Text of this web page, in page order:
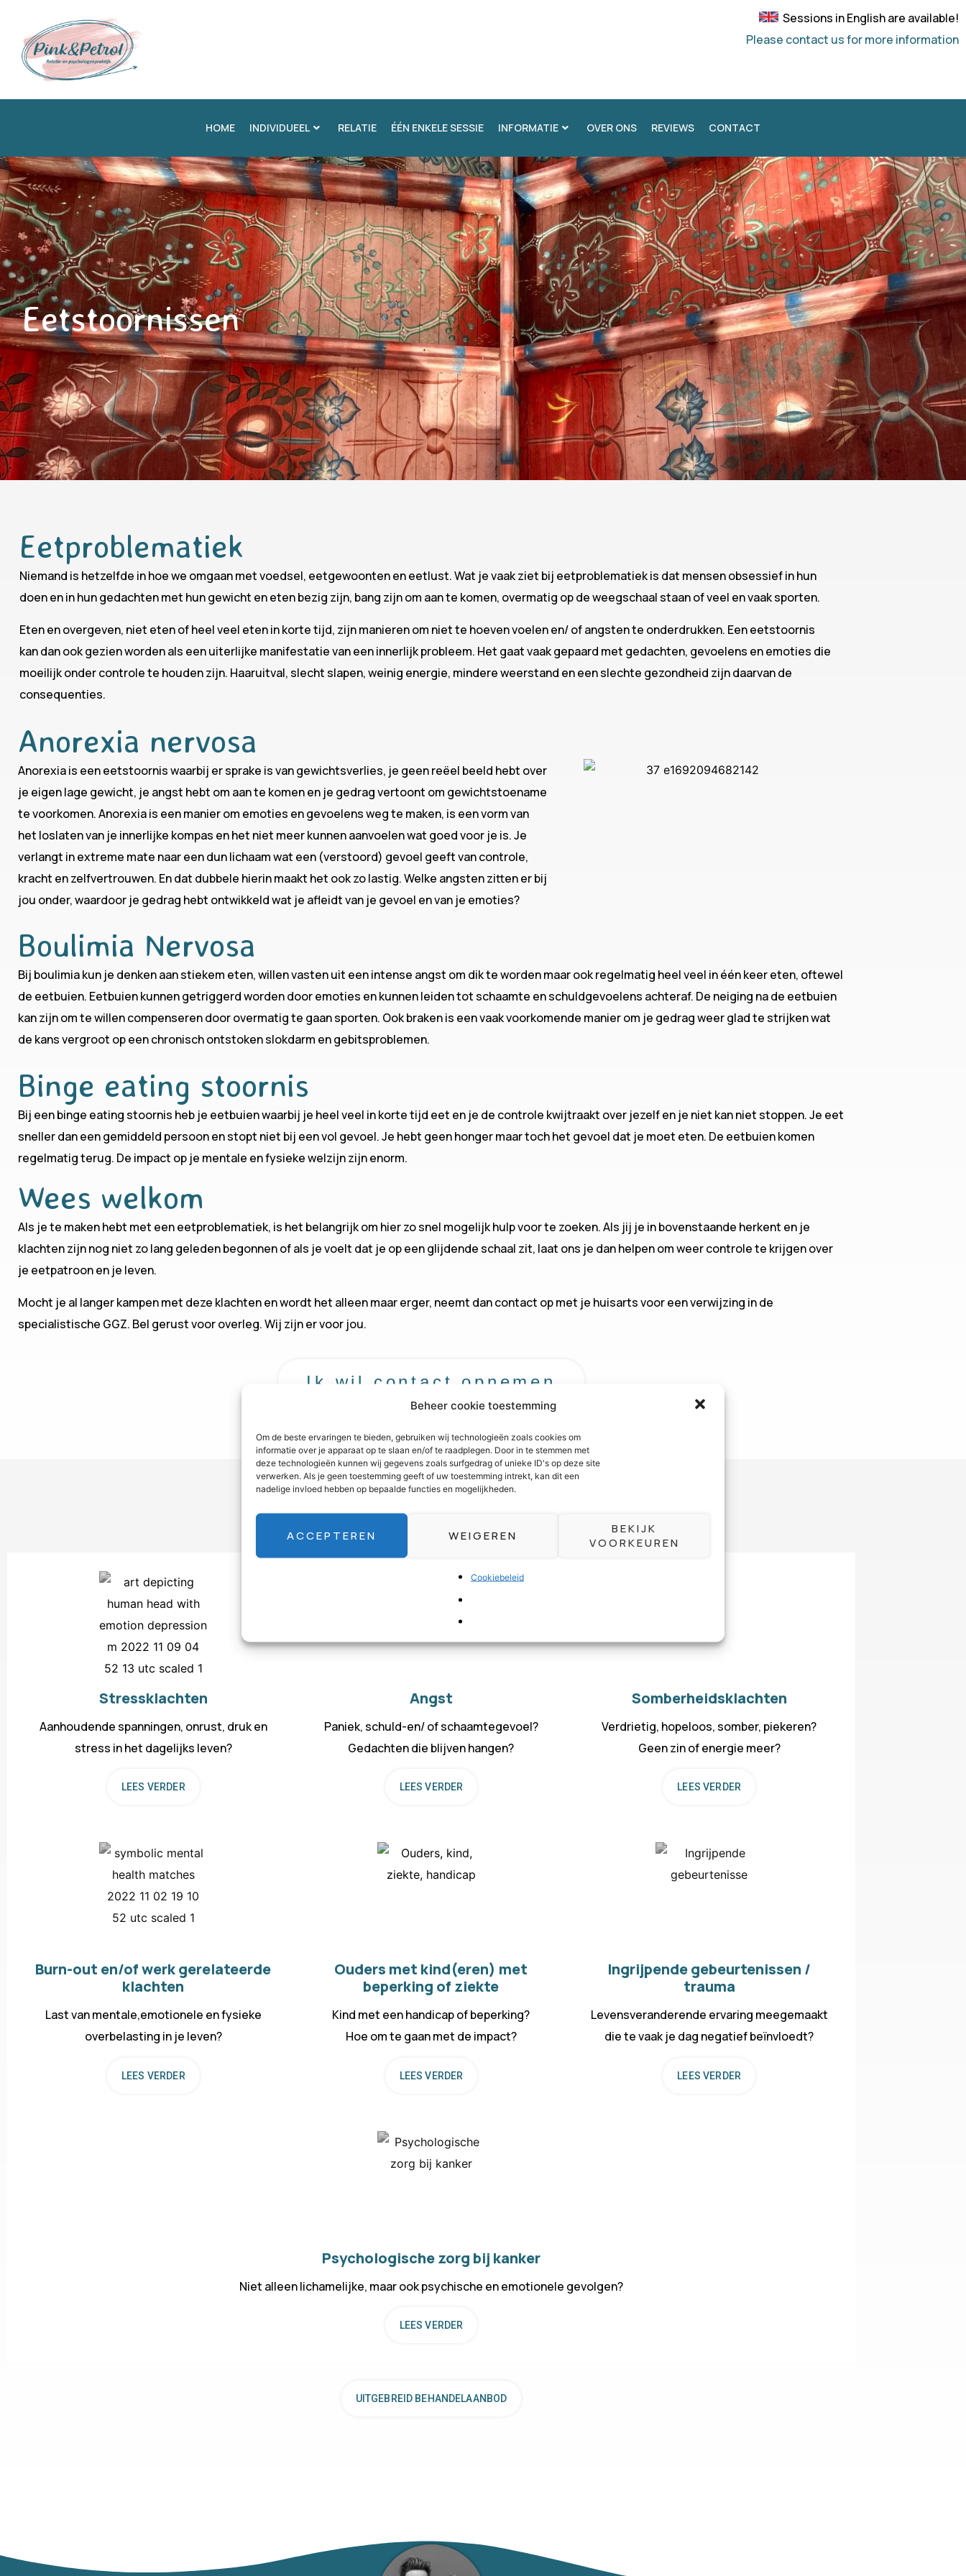
Beheer cookie toestemming
Om de beste ervaringen te bieden, gebruiken wij technologieën zoals cookies om
informatie over je apparaat op te slaan en/of te raadplegen. Door in te stemmen met
deze technologieën kunnen wij gegevens zoals surfgedrag of unieke ID's op deze site
verwerken. Als je geen toestemming geeft of uw toestemming intrekt, kan dit een
nadelige invloed hebben op bepaalde functies en mogelijkheden.
ACCEPTEREN WEIGEREN
BEKIJK
VOORKEUREN
Cookiebeleid
Sessions in English are available!
Please contact us for more information
HOME INDIVIDUEEL RELATIE ÉÉN ENKELE SESSIE INFORMATIE OVER ONS REVIEWS CONTACT
Eetstoornissen
Eetproblematiek
Niemand is hetzelfde in hoe we omgaan met voedsel, eetgewoonten en eetlust. Wat je vaak ziet bij eetproblematiek is dat mensen obsessief in hun
doen en in hun gedachten met hun gewicht en eten bezig zijn, bang zijn om aan te komen, overmatig op de weegschaal staan of veel en vaak sporten.
Eten en overgeven, niet eten of heel veel eten in korte tijd, zijn manieren om niet te hoeven voelen en/ of angsten te onderdrukken. Een eetstoornis
kan dan ook gezien worden als een uiterlijke manifestatie van een innerlijk probleem. Het gaat vaak gepaard met gedachten, gevoelens en emoties die
moeilijk onder controle te houden zijn. Haaruitval, slecht slapen, weinig energie, mindere weerstand en een slechte gezondheid zijn daarvan de
consequenties.
Anorexia nervosa
Anorexia is een eetstoornis waarbij er sprake is van gewichtsverlies, je geen reëel beeld hebt over
je eigen lage gewicht, je angst hebt om aan te komen en je gedrag vertoont om gewichtstoename
te voorkomen. Anorexia is een manier om emoties en gevoelens weg te maken, is een vorm van
het loslaten van je innerlijke kompas en het niet meer kunnen aanvoelen wat goed voor je is. Je
verlangt in extreme mate naar een dun lichaam wat een (verstoord) gevoel geeft van controle,
kracht en zelfvertrouwen. En dat dubbele hierin maakt het ook zo lastig. Welke angsten zitten er bij
jou onder, waardoor je gedrag hebt ontwikkeld wat je afleidt van je gevoel en van je emoties?
Boulimia Nervosa
Bij boulimia kun je denken aan stiekem eten, willen vasten uit een intense angst om dik te worden maar ook regelmatig heel veel in één keer eten, oftewel
de eetbuien. Eetbuien kunnen getriggerd worden door emoties en kunnen leiden tot schaamte en schuldgevoelens achteraf. De neiging na de eetbuien
kan zijn om te willen compenseren door overmatig te gaan sporten. Ook braken is een vaak voorkomende manier om je gedrag weer glad te strijken wat
de kans vergroot op een chronisch ontstoken slokdarm en gebitsproblemen.
Binge eating stoornis
Bij een binge eating stoornis heb je eetbuien waarbij je heel veel in korte tijd eet en je de controle kwijtraakt over jezelf en je niet kan niet stoppen. Je eet
sneller dan een gemiddeld persoon en stopt niet bij een vol gevoel. Je hebt geen honger maar toch het gevoel dat je moet eten. De eetbuien komen
regelmatig terug. De impact op je mentale en fysieke welzijn zijn enorm.
Wees welkom
Als je te maken hebt met een eetproblematiek, is het belangrijk om hier zo snel mogelijk hulp voor te zoeken. Als jij je in bovenstaande herkent en je
klachten zijn nog niet zo lang geleden begonnen of als je voelt dat je op een glijdende schaal zit, laat ons je dan helpen om weer controle te krijgen over
je eetpatroon en je leven.
Mocht je al langer kampen met deze klachten en wordt het alleen maar erger, neemt dan contact op met je huisarts voor een verwijzing in de
specialistische GGZ. Bel gerust voor overleg. Wij zijn er voor jou.
Ik wil contact opnemen
Individueel
Stressklachten
Aanhoudende spanningen, onrust, druk en
stress in het dagelijks leven?
LEES VERDER
Angst
Paniek, schuld-en/ of schaamtegevoel?
Gedachten die blijven hangen?
LEES VERDER
Somberheidsklachten
Verdrietig, hopeloos, somber, piekeren?
Geen zin of energie meer?
LEES VERDER
Burn-out en/of werk gerelateerde
klachten
Last van mentale,emotionele en fysieke
overbelasting in je leven?
LEES VERDER
Ouders met kind(eren) met
beperking of ziekte
Kind met een handicap of beperking?
Hoe om te gaan met de impact?
LEES VERDER
Ingrijpende gebeurtenissen /
trauma
Levensveranderende ervaring meegemaakt
die te vaak je dag negatief beïnvloedt?
LEES VERDER
Psychologische zorg bij kanker
Niet alleen lichamelijke, maar ook psychische en emotionele gevolgen?
LEES VERDER
UITGEBREID BEHANDELAANBOD